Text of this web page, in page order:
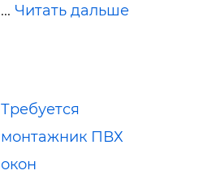
... Читать дальше
Требуется
монтажник ПВХ
окон